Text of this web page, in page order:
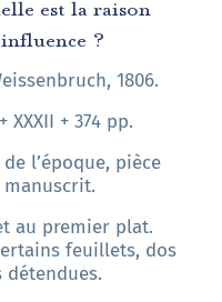
est la raison
influence ?
1806.
+ 374 pp.
l’époque, pièce
au premier plat.
feuillets, dos